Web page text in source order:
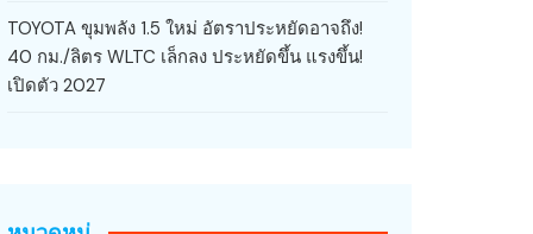
TOYOTA ขุมพลัง 1.5 ใหม่ อัตราประหยัดอาจถึง!
40 กม./ลิตร WLTC เล็กลง ประหยัดขึ้น แรงขึ้น!
เปิดตัว 2027